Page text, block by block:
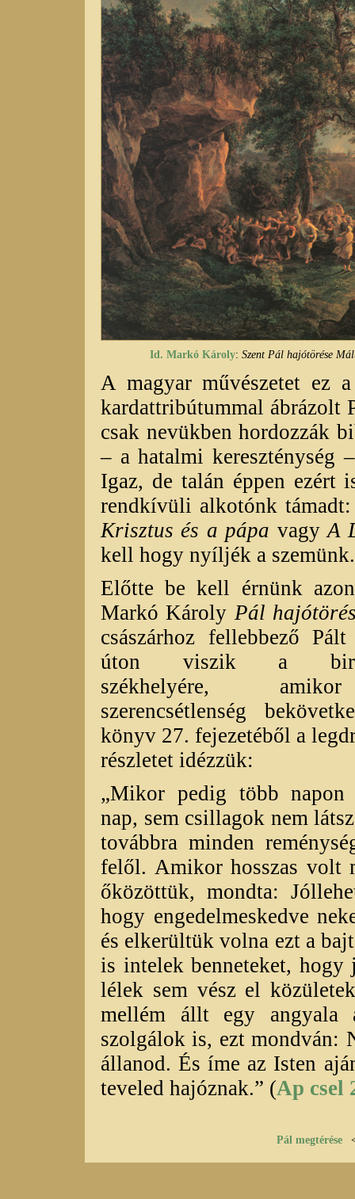
Id. Markó Károly: Szent Pál hajótörése
A magyar művészetet ez
kardattribútummal ábrázolt
csak nevükben hordozzák
– a hatalmi kereszténység
Igaz, de talán éppen ezért
rendkívüli alkotónk
Krisztus és a pápa vagyA
kell hogy nyíljék a szemünk.
Előtte be kell érnünk
Markó Károly Pál
császárhoz fellebbező
úton viszik a
székhelyére,
szerencsétlenség
könyv 27. fejezetéből a
részletet idézzük:
„Mikor pedig több napon
nap, sem csillagok nem
továbbra minden
felől. Amikor hosszas volt
őközöttük, mondta:
hogy engedelmeskedve
és elkerültük volna ezt a
is intelek benneteket, hogy
lélek sem vész el
mellém állt egy angyala
szolgálok is, ezt mondván:
állanod. És íme az Isten
teveled hajóznak.” (Ap csel
Pál megtérése